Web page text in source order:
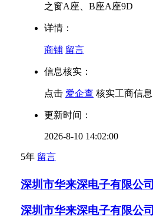
之窗A座、B座A座9D
详情：
商铺 留言
信息核实：
点击 爱企查 核实工商信息
更新时间：
2026-8-10 14:02:00
5年 留言
深圳市华来深电子有限公司
深圳市华来深电子有限公司